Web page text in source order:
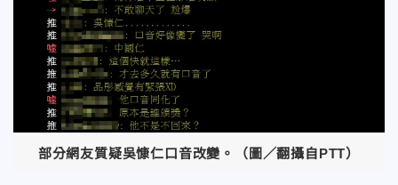
部分網友質疑吳慷仁口音改變。（圖／翻攝自PTT）